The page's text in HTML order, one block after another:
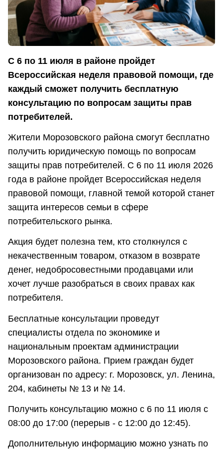
С 6 по 11 июля в районе пройдет
Всероссийская неделя правовой помощи, где
каждый сможет получить бесплатную
консультацию по вопросам защиты прав
потребителей.
Жители Морозовского района смогут бесплатно
получить юридическую помощь по вопросам
защиты прав потребителей. С 6 по 11 июля 2026
года в районе пройдет Всероссийская неделя
правовой помощи, главной темой которой станет
защита интересов семьи в сфере
потребительского рынка.
Акция будет полезна тем, кто столкнулся с
некачественным товаром, отказом в возврате
денег, недобросовестными продавцами или
хочет лучше разобраться в своих правах как
потребителя.
Бесплатные консультации проведут
специалисты отдела по экономике и
национальным проектам администрации
Морозовского района. Прием граждан будет
организован по адресу: г. Морозовск, ул. Ленина,
204, кабинеты № 13 и № 14.
Получить консультацию можно с 6 по 11 июля с
08:00 до 17:00 (перерыв - с 12:00 до 12:45).
Дополнительную информацию можно узнать по